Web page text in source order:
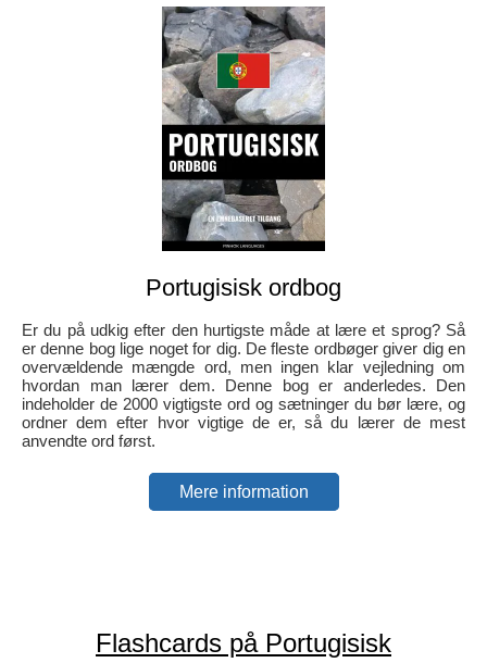
Portugisisk ordbog
Er du på udkig efter den hurtigste måde at lære et sprog? Så
er denne bog lige noget for dig. De fleste ordbøger giver dig en
overvældende mængde ord, men ingen klar vejledning om
hvordan man lærer dem. Denne bog er anderledes. Den
indeholder de 2000 vigtigste ord og sætninger du bør lære, og
ordner dem efter hvor vigtige de er, så du lærer de mest
anvendte ord først.
Mere information
Flashcards på Portugisisk